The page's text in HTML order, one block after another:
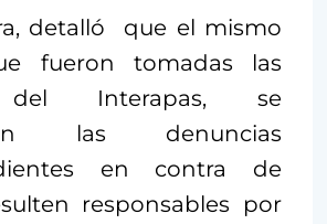
detalló que el mismo
fueron tomadas las
del Interapas, se
las denuncias
en contra de
responsables por